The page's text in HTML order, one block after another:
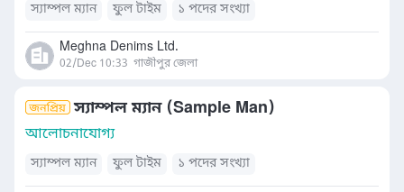
স্যাম্পল ম্যান ফুল টাইম ১ পদের সংখ্যা
Meghna Denims Ltd.
02/Dec 10:33 গাজীপুর জেলা
স্যাম্পল ম্যান (Sample Man)
আলোচনাযোগ্য
স্যাম্পল ম্যান ফুল টাইম ১ পদের সংখ্যা